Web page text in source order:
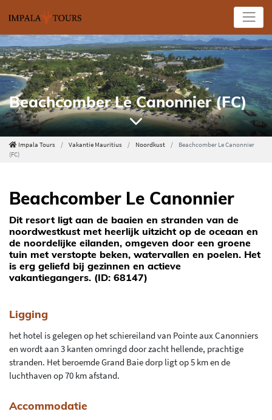
Beachcomber Le Canonnier (FC)
Impala Tours Vakantie Mauritius Noordkust
Beachcomber Le Canonnier
(FC)
Beachcomber Le Canonnier
Dit resort ligt aan de baaien en stranden van de
noordwestkust met heerlijk uitzicht op de oceaan en
de noordelijke eilanden, omgeven door een groene
tuin met verstopte beken, watervallen en poelen. Het
is erg geliefd bij gezinnen en actieve
vakantiegangers. (ID: 68147)
Ligging
het hotel is gelegen op het schiereiland van Pointe aux Canonniers
en wordt aan 3 kanten omringd door zacht hellende, prachtige
stranden. Het beroemde Grand Baie dorp ligt op 5 km en de
luchthaven op 70 km afstand.
Accommodatie